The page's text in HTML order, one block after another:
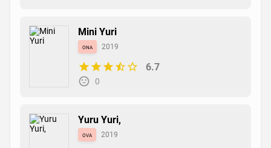
0
PuiPui!
манга
0
Mini Yuri
ona 2019
6.7
0
Yuru Yuri,
ova 2019